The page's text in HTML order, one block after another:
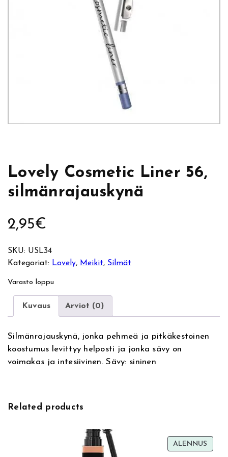
Lovely Cosmetic Liner 56,
silmänrajauskynä
2,95€
SKU: USL34
Kategoriat: Lovely, Meikit, Silmät
Varasto loppu
Kuvaus Arviot (0)
Silmänrajauskynä, jonka pehmeä ja pitkäkestoinen
koostumus levittyy helposti ja jonka sävy on
voimakas ja intesiivinen. Sävy: sininen
Related products
ALENNUS